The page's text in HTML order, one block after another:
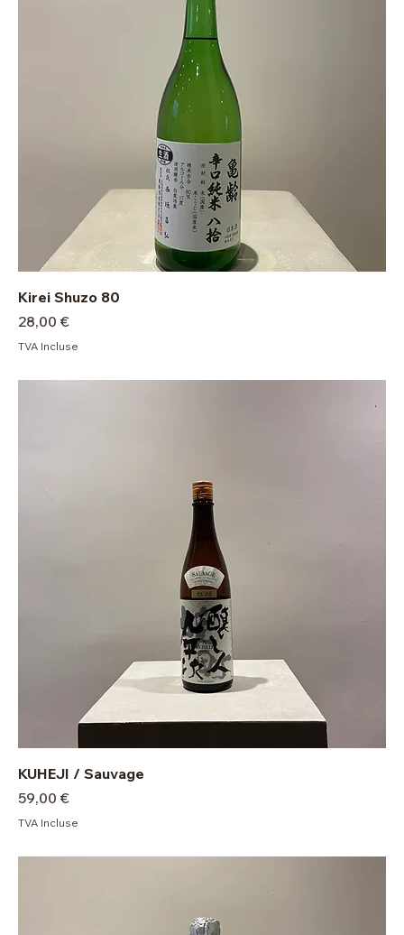
Kirei Shuzo 80
Prix
28,00 €
TVA Incluse
KUHEJI / Sauvage
Prix
59,00 €
TVA Incluse